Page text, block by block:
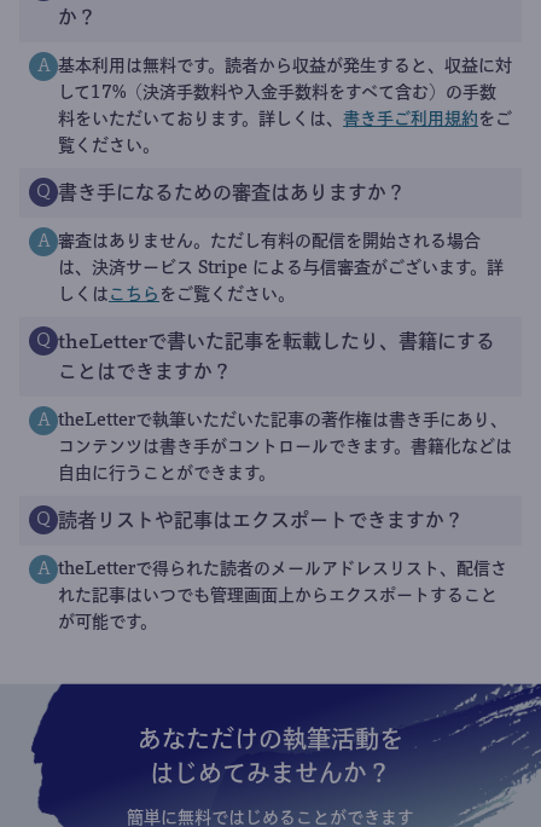
か？
A 基本利用は無料です。読者から収益が発生すると、収益に対
して17%（決済手数料や入金手数料をすべて含む）の手数
料をいただいております。詳しくは、 書き手ご利用規約 をご
覧ください。
Q 書き手になるための審査はありますか？
A 審査はありません。ただし有料の配信を開始される場合
は、決済サービス Stripe による与信審査がございます。詳
しくは こちら をご覧ください。
Q theLetterで書いた記事を転載したり、書籍にする
ことはできますか？
A theLetterで執筆いただいた記事の著作権は書き手にあり、
コンテンツは書き手がコントロールできます。書籍化などは
自由に行うことができます。
Q 読者リストや記事はエクスポートできますか？
A theLetterで得られた読者のメールアドレスリスト、配信さ
れた記事はいつでも管理画面上からエクスポートすること
が可能です。
あなただけの執筆活動を
はじめてみませんか？
簡単に無料ではじめることができます